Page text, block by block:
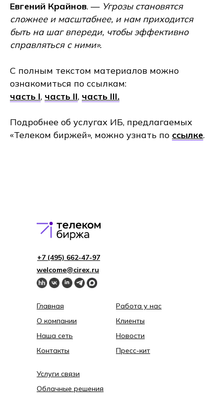
Евгений Крайнов. — Угрозы становятся
сложнее и масштабнее, и нам приходится
быть на шаг впереди, чтобы эффективно
справляться с ними».
С полным текстом материалов можно
ознакомиться по ссылкам:
часть I, часть II, часть III.
Подробнее об услугах ИБ, предлагаемых
«Телеком биржей», можно узнать по ссылке.
Главная
О компании
Наша сеть
Контакты
Работа у нас
Клиенты
Новости
Пресс-кит
welcome@cirex.ru
+7 (495) 662-4 7-97
Услуги связи
Облачные решения